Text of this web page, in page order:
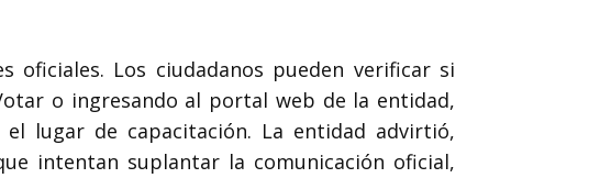
oficiales. Los ciudadanos pueden verificar si
o ingresando al portal web de la entidad,
lugar de capacitación. La entidad advirtió,
intentan suplantar la comunicación oficial,